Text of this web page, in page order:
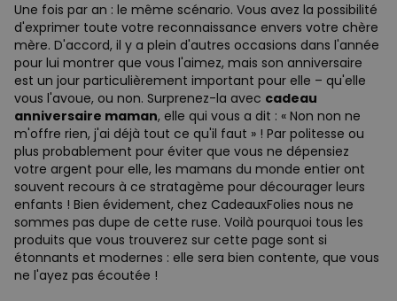
Une fois par an : le même scénario. Vous avez la possibilité
d'exprimer toute votre reconnaissance envers votre chère
mère. D'accord, il y a plein d'autres occasions dans l'année
pour lui montrer que vous l'aimez, mais son anniversaire
est un jour particulièrement important pour elle – qu'elle
vous l'avoue, ou non. Surprenez-la avec cadeau
anniversaire maman, elle qui vous a dit : « Non non ne
m'offre rien, j'ai déjà tout ce qu'il faut » ! Par politesse ou
plus probablement pour éviter que vous ne dépensiez
votre argent pour elle, les mamans du monde entier ont
souvent recours à ce stratagème pour décourager leurs
enfants ! Bien évidement, chez CadeauxFolies nous ne
sommes pas dupe de cette ruse. Voilà pourquoi tous les
produits que vous trouverez sur cette page sont si
étonnants et modernes : elle sera bien contente, que vous
ne l'ayez pas écoutée !